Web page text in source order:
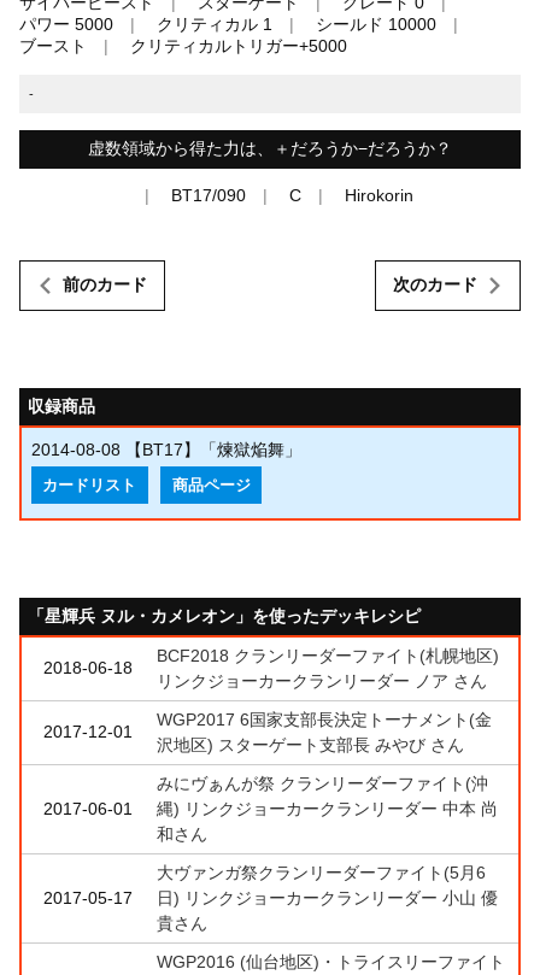
パワー 5000
クリティカル 1
シールド 10000
ブースト
クリティカルトリガー+5000
-
虚数領域から得た力は、＋だろうか−だろうか？
BT17/090 C Hirokorin
前のカード 次のカード
収録商品
2014-08-08 【BT17】「煉獄焔舞」
カードリスト 商品ページ
「星輝兵 ヌル・カメレオン」を使ったデッキレシピ
2018-06-18
BCF2018 クランリーダーファイト(札幌地区)
リンクジョーカークランリーダー ノア さん
2017-12-01
WGP2017 6国家支部長決定トーナメント(金
沢地区) スターゲート支部長 みやび さん
2017-06-01
みにヴぁんが祭 クランリーダーファイト(沖
縄) リンクジョーカークランリーダー 中本 尚
和さん
2017-05-17
大ヴァンガ祭クランリーダーファイト(5月6
日) リンクジョーカークランリーダー 小山 優
貴さん
WGP2016 (仙台地区)・トライスリーファイト